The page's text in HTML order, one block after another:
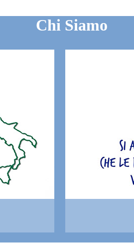
Chi Siamo